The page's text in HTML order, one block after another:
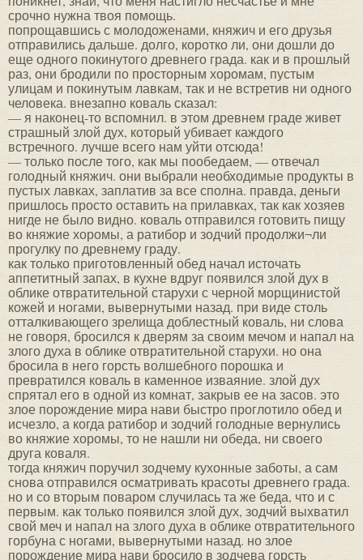
срочно нужна твоя помощь.
попрощавшись с молодоженами, княжич и его друзья
отправились дальше. долго, коротко ли, они дошли до
еще одного покинутого древнего града. как и в прошлый
раз, они бродили по просторным хоромам, пустым
улицам и покинутым лавкам, так и не встретив ни одного
человека. внезапно коваль сказал:
— я наконец-то вспомнил. в этом древнем граде живет
страшный злой дух, который убивает каждого
встречного. лучше всего нам уйти отсюда!
— только после того, как мы пообедаем, — отвечал
голодный княжич. они выбрали необходимые продукты в
пустых лавках, заплатив за все сполна. правда, деньги
пришлось просто оставить на прилавках, так как хозяев
нигде не было видно. коваль отправился готовить пищу
во княжие хоромы, а ратибор и зодчий продолжи¬ли
прогулку по древнему граду.
как только приготовленный обед начал источать
аппетитный запах, в кухне вдруг появился злой дух в
облике отвратительной старухи с черной морщинистой
кожей и ногами, вывернутыми назад. при виде столь
отталкивающего зрелища доблестный коваль, ни слова
не говоря, бросился к дверям за своим мечом и напал на
злого духа в облике отвратительной старухи. но она
бросила в него горсть волшебного порошка и
превратился коваль в каменное изваяние. злой дух
спрятал его в одной из комнат, закрыв ее на засов. это
злое порождение мира нави быстро проглотило обед и
исчезло, а когда ратибор и зодчий голодные вернулись
во княжие хоромы, то не нашли ни обеда, ни своего
друга коваля.
тогда княжич поручил зодчему кухонные заботы, а сам
снова отправился осматривать красоты древнего града.
но и со вторым поваром случилась та же беда, что и с
первым. как только появился злой дух, зодчий выхватил
свой меч и напал на злого духа в облике отвратительного
горбуна с ногами, вывернутыми назад. но злое
порождение мира нави бросило в зодчева горсть